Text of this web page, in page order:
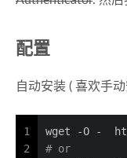
配置
自动安装 ( 喜欢手
1
2
wget -O -
# or